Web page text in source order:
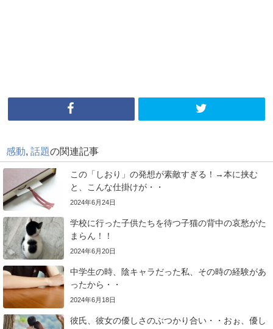
感動 話題の関連記事
この「しおり」の発想が素敵すぎる！→本に挟む
と、こんな仕掛けが・・
2024年6月24日
学校に行った子供たちを待つ子猫の背中の哀愁がた
まらん！！
2024年6月20日
中学生の時、陰キャラだった私、その時の経験があ
ったから・・
2024年6月18日
彼氏、彼女の優しさのぶつかり合い・・おぉ、優し